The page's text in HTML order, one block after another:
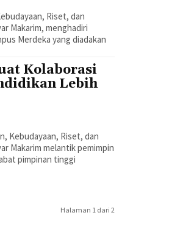
Riset, dan
Makarim, menghadiri
Merdeka yang diadakan
Kolaborasi
Lebih
Kebudayaan, Riset, dan
Makarim melantik pemimpin
pimpinan tinggi
Halaman 1 dari 2